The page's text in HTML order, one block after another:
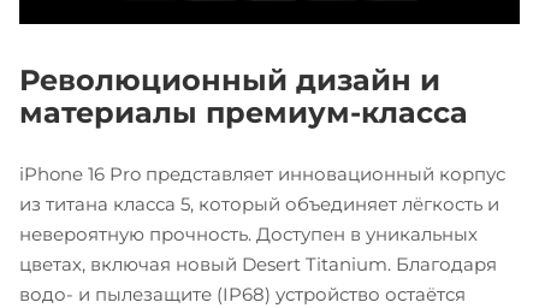
Революционный дизайн и
материалы премиум-класса
iPhone 16 Pro представляет инновационный корпус
из титана класса 5, который объединяет лёгкость и
невероятную прочность. Доступен в уникальных
цветах, включая новый Desert Titanium. Благодаря
водо- и пылезащите (IP68) устройство остаётся